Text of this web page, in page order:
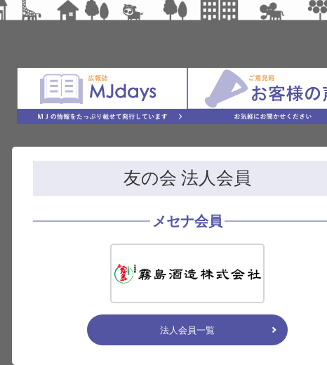
友の会 法人会員
メセナ会員
法人会員一覧